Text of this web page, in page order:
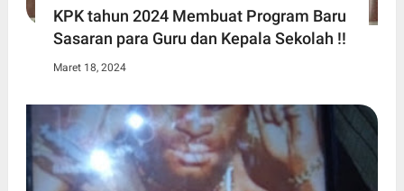
KPK tahun 2024 Membuat Program Baru
Sasaran para Guru dan Kepala Sekolah !!
Maret 18, 2024